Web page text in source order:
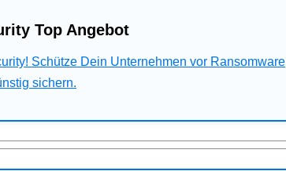
Top Angebot
Schütze Dein Unternehmen vor
sichern.